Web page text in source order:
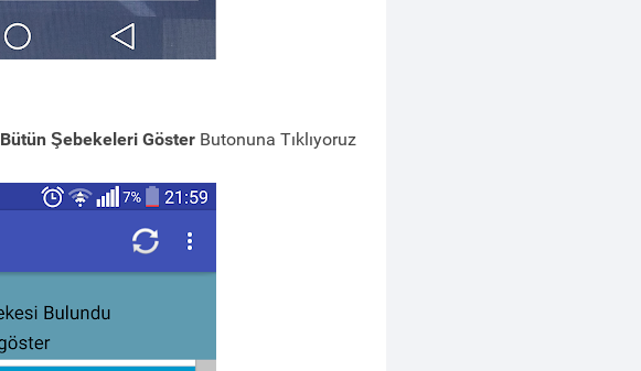
Bütün Şebekeleri Göster Butonuna Tıklıyoruz